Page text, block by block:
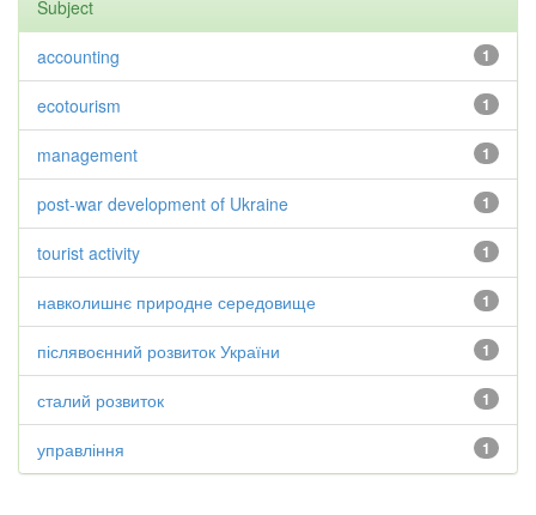
Subject
1
accounting
1
ecotourism
1
management
1
post-war development of Ukraine
1
tourist activity
1
навколишнє природне середовище
1
післявоєнний розвиток України
1
сталий розвиток
1
управління